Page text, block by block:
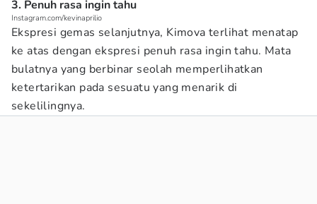
3. Penuh rasa ingin tahu
Instagram.com/kevinaprilio
Ekspresi gemas selanjutnya, Kimova terlihat menatap
ke atas dengan ekspresi penuh rasa ingin tahu. Mata
bulatnya yang berbinar seolah memperlihatkan
ketertarikan pada sesuatu yang menarik di
sekelilingnya.